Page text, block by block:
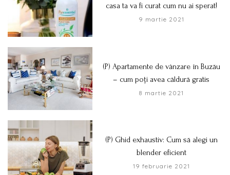
casa ta va fi curat cum nu ai sperat!
9 martie 2021
(P) Apartamente de vânzare în Buzău
– cum poți avea căldură gratis
8 martie 2021
(P) Ghid exhaustiv: Cum să alegi un
blender eficient
19 februarie 2021